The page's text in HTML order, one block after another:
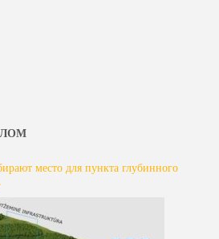
место для пункта глубинного